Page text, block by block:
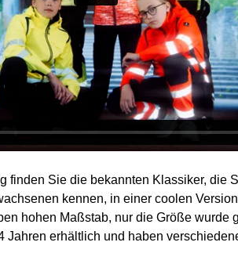
finden Sie die bekannten Klassiker, die
kennen, in einer coolen
hohen Maßstab, nur die Größe wurde
Jahren erhältlich und haben